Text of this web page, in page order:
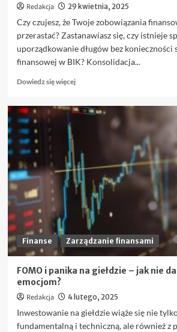
Redakcja 29 kwietnia, 2025
Czy czujesz, że Twoje zobowiązania
przerastać? Zastanawiasz się, czy istnieje
uporządkowanie długów bez
finansowej w BIK? Konsolidacja...
Dowiedz się więcejDowiedz
o
pozabankowa
bez
BIK
i
kto
może
niej
Finanse Zarządzanie finansami
FOMO i panika na giełdzie – jak nie
emocjom?
Redakcja 4 lutego, 2025
Inwestowanie na giełdzie wiąże się nie
fundamentalną i techniczną, ale również z